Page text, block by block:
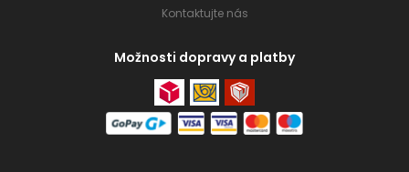
Kontaktujte nás
Možnosti dopravy a platby